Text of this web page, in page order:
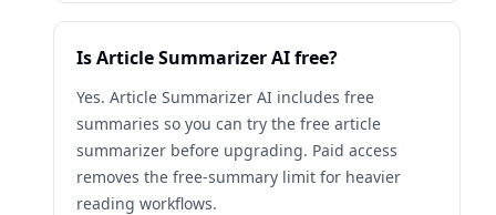
Is Article Summarizer AI free?
Yes. Article Summarizer AI includes free
summaries so you can try the free article
summarizer before upgrading. Paid access
removes the free-summary limit for heavier
reading workflows.